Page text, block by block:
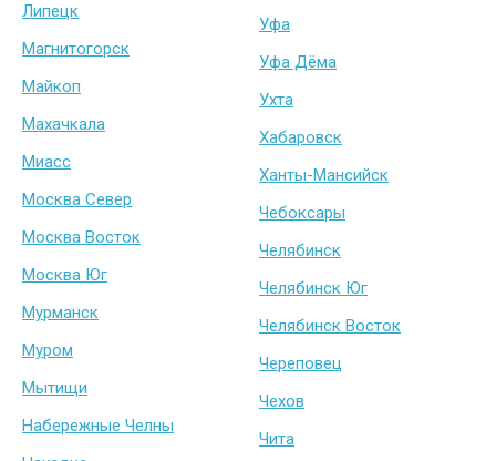
Липецк
Магнитогорск
Майкоп
Махачкала
Миасс
Москва Север
Москва Восток
Москва Юг
Мурманск
Муром
Мытищи
Набережные Челны
Уфа
Уфа Дёма
Ухта
Хабаровск
Ханты-Мансийск
Чебоксары
Челябинск
Челябинск Юг
Челябинск Восток
Череповец
Чехов
Чита